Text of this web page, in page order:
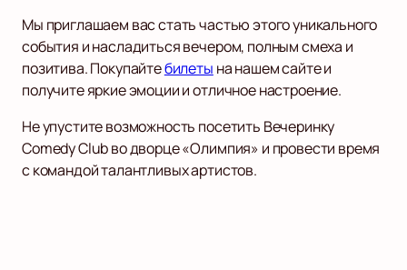
Мы приглашаем вас стать частью этого уникального
события и насладиться вечером, полным смеха и
позитива. Покупайтебилеты на нашем сайте и
получите яркие эмоции и отличное настроение.
Не упустите возможность посетить Вечеринку
Comedy Club во дворце «Олимпия» и провести время
с командой талантливых артистов.